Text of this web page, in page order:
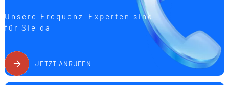
Unsere Frequenz-Experten sind
für Sie da
JETZT ANRUFEN